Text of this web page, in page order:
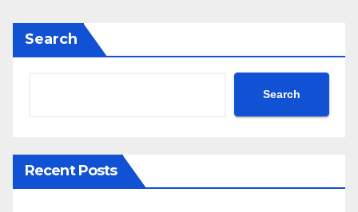
Search
Search
Recent Posts